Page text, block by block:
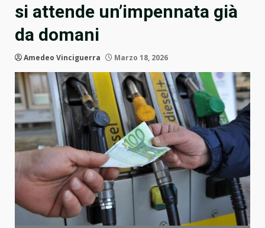
si attende un’impennata già
da domani
Amedeo Vinciguerra Marzo 18, 2026